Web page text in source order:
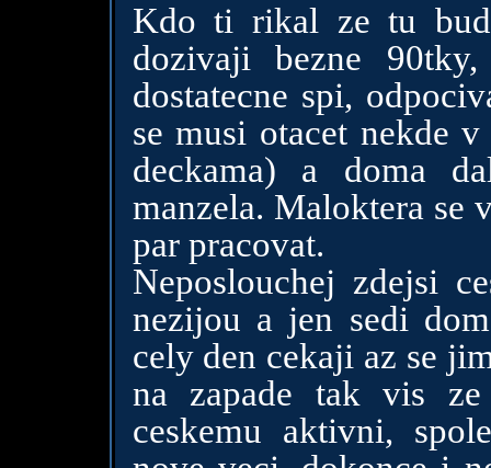
Kdo ti rikal ze tu
dozivaji bezne
dostatecne spi,
se musi otacet nekde
deckama) a doma
manzela. Maloktera se
par pracovat.
Neposlouchej zdejsi
nezijou a jen sedi
cely den cekaji az se
na zapade tak vis
ceskemu aktivni,